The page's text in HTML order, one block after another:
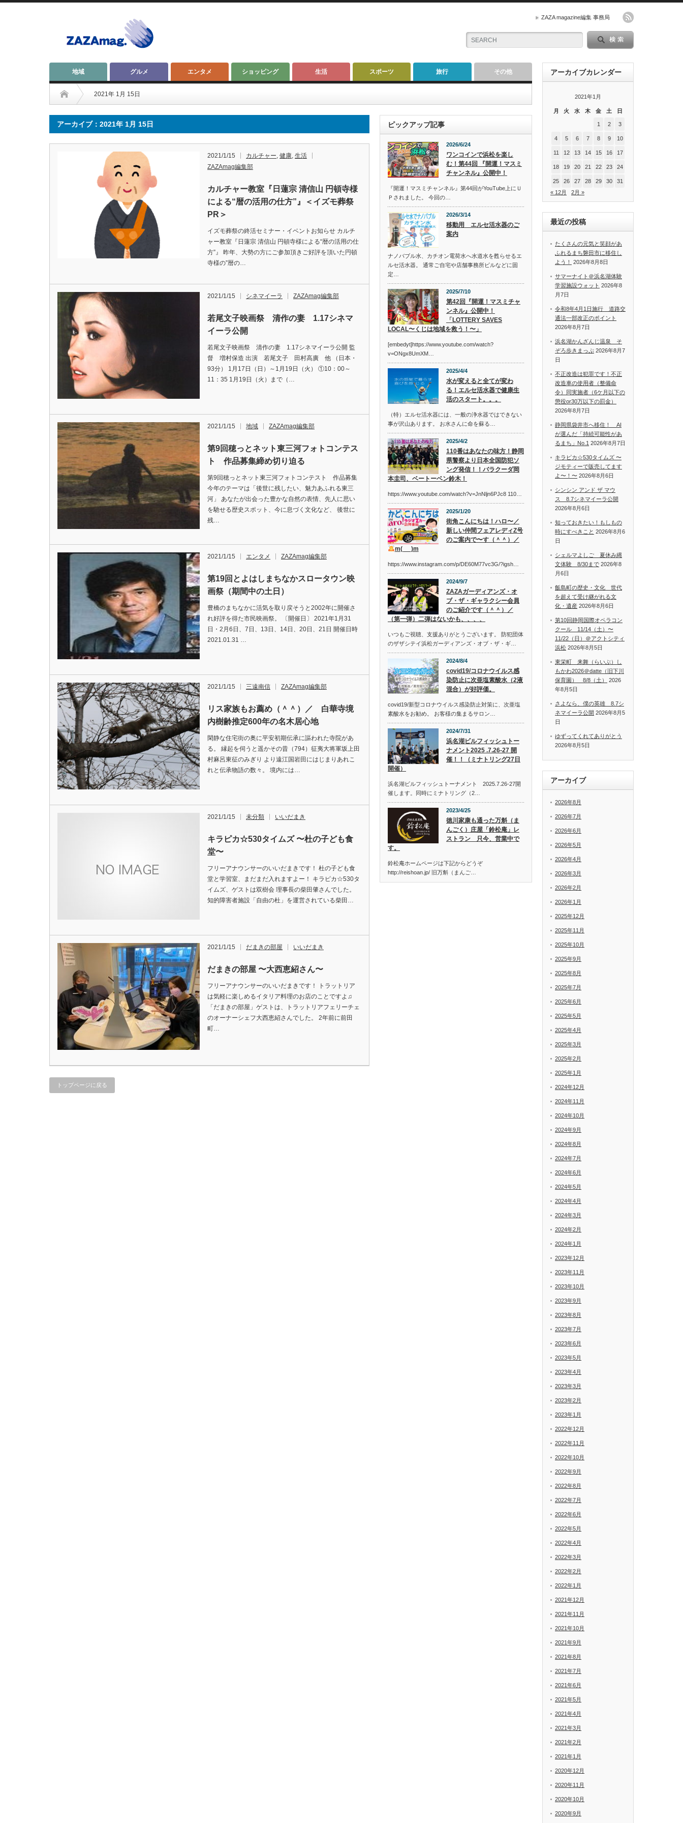
ZAZA magazine編集 事務局
地域 グルメ エンタメ ショッピング 生活 スポーツ 旅行 その他
2021年 1月 15日
アーカイブ：2021年 1月 15日
2021/1/15 カルチャー, 健康, 生活
ZAZAmag編集部
カルチャー教室『日蓮宗 清信山 円頓寺様
による“暦の活用の仕方”』＜イズモ葬祭
PR＞
イズモ葬祭の終活セミナー・イベントお知らせ カルチ
ャー教室『日蓮宗 清信山 円頓寺様による“暦の活用の仕
方”』 昨年、大勢の方にご参加頂きご好評を頂いた円頓
寺様の”暦の…
2021/1/15 シネマイーラ ZAZAmag編集部
若尾文子映画祭 清作の妻 1.17シネマ
イーラ公開
若尾文子映画祭 清作の妻 1.17シネマイーラ公開 監
督 増村保造 出演 若尾文子 田村高廣 他 （日本・
93分） 1月17日（日）～1月19日（火） ①10：00～
11：35 1月19日（火）まで（…
2021/1/15 地域 ZAZAmag編集部
第9回穂っとネット東三河フォトコンテス
ト 作品募集締め切り迫る
第9回穂っとネット東三河フォトコンテスト 作品募集
今年のテーマは「後世に残したい、魅力あふれる東三
河」 あなたが出会った豊かな自然の表情、先人に思い
を馳せる歴史スポット、今に息づく文化など、 後世に
残…
2021/1/15 エンタメ ZAZAmag編集部
第19回とよはしまちなかスロータウン映
画祭（期間中の土日）
豊橋のまちなかに活気を取り戻そうと2002年に開催さ
れ好評を得た市民映画祭。 〔開催日〕 2021年1月31
日・2月6日、7日、13日、14日、20日、21日 開催日時
2021.01.31 …
2021/1/15 三遠南信 ZAZAmag編集部
リス家族もお薦め（＾＾）／ 白華寺境
内樹齢推定600年の名木居心地
閑静な住宅街の奥に平安初期伝承に謳われた寺院があ
る。 縁起を伺うと遥かその昔（794）征夷大将軍坂上田
村麻呂東征のみぎり より遠江国岩田にはじまりあれこ
れと伝承物語の数々。 境内には…
2021/1/15 未分類 いいだまき
キラピカ☆530タイムズ 〜杜の子ども食
堂〜
フリーアナウンサーのいいだまきです！ 杜の子ども食
堂と学習室、まだまだ入れますよー！ キラピカ☆530タ
イムズ、ゲストは双樹会 理事長の柴田肇さんでした。
知的障害者施設「自由の杜」を運営されている柴田…
2021/1/15 だまきの部屋 いいだまき
だまきの部屋 〜大西恵紹さん〜
フリーアナウンサーのいいだまきです！ トラットリア
は気軽に楽しめるイタリア料理のお店のことですよ♫
「だまきの部屋」ゲストは、トラットリアフェリーチェ
のオーナーシェフ大西恵紹さんでした。 2年前に前田
町…
トップページに戻る
ピックアップ記事
2026/6/24
ワンコインで浜松を楽し
む！第44回 『開運！マスミ
チャンネル』公開中！
『開運！マスミチャンネル』第44回がYouTube上にＵ
Ｐされました。 今回の…
2026/3/14
移動用 エルセ活水器のご
案内
ナノバブル水、カチオン電荷水へ水道水を甦らせるエ
ルセ活水器。 通常ご自宅や店舗事務所ビルなどに固
定…
2025/7/10
第42回『開運！マスミチャ
ンネル』公開中！
「LOTTERY SAVES
LOCAL〜くじは地域を救う！〜」
[embedyt]https://www.youtube.com/watch?
v=ONgx8UmXM…
2025/4/4
水が変えると全てが変わ
る！エルセ活水器で健康生
活のスタート。。。
（特）エルセ活水器には、一般の浄水器ではできない
事が沢山あります。 お水さんに命を蘇る…
2025/4/2
110番はあなたの味方！静岡
県警察より日本全国防犯ソ
ング発信！！バラクーダ岡
本圭司、ベートーベン鈴木！
https://www.youtube.com/watch?v=JnNljn6PJc8 110…
2025/1/20
街角こんにちは！ハロ〜／
新しい仲間フェアレディZ号
のご案内で〜す（＾＾）／
m(_ _)m
https://www.instagram.com/p/DE60M77vc3G/?igsh…
2024/9/7
ZAZAガーディアンズ・オ
ブ・ザ・ギャラクシー会員
のご紹介です（＾＾）／
（第一弾）二弾はないかも、、、、
いつもご視聴、支援ありがとうございます。 防犯団体
のザザシテイ浜松ガーディアンズ・オブ・ザ・ギ…
2024/8/4
covid19/コロナウイルス感
染防止に次亜塩素酸水（2液
混合）が好評価。
covid19/新型コロナウイルス感染防止対策に、次亜塩
素酸水をお勧め。 お客様の集まるサロン…
2024/7/31
浜名湖ビルフィッシュトー
ナメント2025 .7.26-27 開
催！！（ミナトリング27日
開催）
浜名湖ビルフィッシュトーナメント 2025.7.26-27開
催します。同時にミナトリング（2…
2023/4/25
徳川家康も通った万斛（ま
んごく）庄屋「鈴松庵」レ
ストラン 只今、営業中で
す。
鈴松庵ホームページは下記からどうぞ
http://reishoan.jp/ 旧万斛（まんご…
アーカイブカレンダー
2021年1月
月 火 水 木 金 土 日
1 2 3
4 5 6 7 8 9 10
11 12 13 14 15 16 17
18 19 20 21 22 23 24
25 26 27 28 29 30
31
« 12月
2月 »
最近の投稿
たくさんの元気と笑顔があ
ふれるまち磐田市に移住し
よう！
2026年8月8日
サマーナイト＠浜名湖体験
学習施設ウォット 2026年8
月7日
令和8年4月1日施行 道路交
通法一部改正のポイント
2026年8月7日
浜名湖かんざんじ温泉 そ
ぞろ歩きまっぷ 2026年8月7
日
不正改造は犯罪です！不正
改造車の使用者（整備命
令）同実施者（6ケ月以下の
懲役or30万以下の罰金）
2026年8月7日
静岡県袋井市へ移住！ AI
が選んだ「持続可能性があ
るまち」No.1 2026年8月7日
キラピカ☆530タイムズ 〜
ジモティーで販売してます
よ〜！〜 2026年8月6日
シンシン アンド ザ マウ
ス 8.7シネマイーラ公開
2026年8月6日
知っておきたい！もしもの
時にすべきこと 2026年8月6
日
シェルマよしご 夏休み縄
文体験 8/30まで 2026年8
月6日
飯島町の歴史・文化 世代
を超えて受け継がれる文
化・遺産 2026年8月6日
第10回静岡国際オペラコン
クール 11/14（土）〜
11/22（日）＠アクトシティ
浜松 2026年8月5日
東栄町 来舞（らいぶ）し
もかわ2026＠datte（旧下川
保育園） 8/8（土）
2026
年8月5日
さよなら、僕の英雄 8.7シ
ネマイーラ公開 2026年8月5
日
ゆずってくれてありがとう
2026年8月5日
アーカイブ
2026年8月
2026年7月
2026年6月
2026年5月
2026年4月
2026年3月
2026年2月
2026年1月
2025年12月
2025年11月
2025年10月
2025年9月
2025年8月
2025年7月
2025年6月
2025年5月
2025年4月
2025年3月
2025年2月
2025年1月
2024年12月
2024年11月
2024年10月
2024年9月
2024年8月
2024年7月
2024年6月
2024年5月
2024年4月
2024年3月
2024年2月
2024年1月
2023年12月
2023年11月
2023年10月
2023年9月
2023年8月
2023年7月
2023年6月
2023年5月
2023年4月
2023年3月
2023年2月
2023年1月
2022年12月
2022年11月
2022年10月
2022年9月
2022年8月
2022年7月
2022年6月
2022年5月
2022年4月
2022年3月
2022年2月
2022年1月
2021年12月
2021年11月
2021年10月
2021年9月
2021年8月
2021年7月
2021年6月
2021年5月
2021年4月
2021年3月
2021年2月
2021年1月
2020年12月
2020年11月
2020年10月
2020年9月